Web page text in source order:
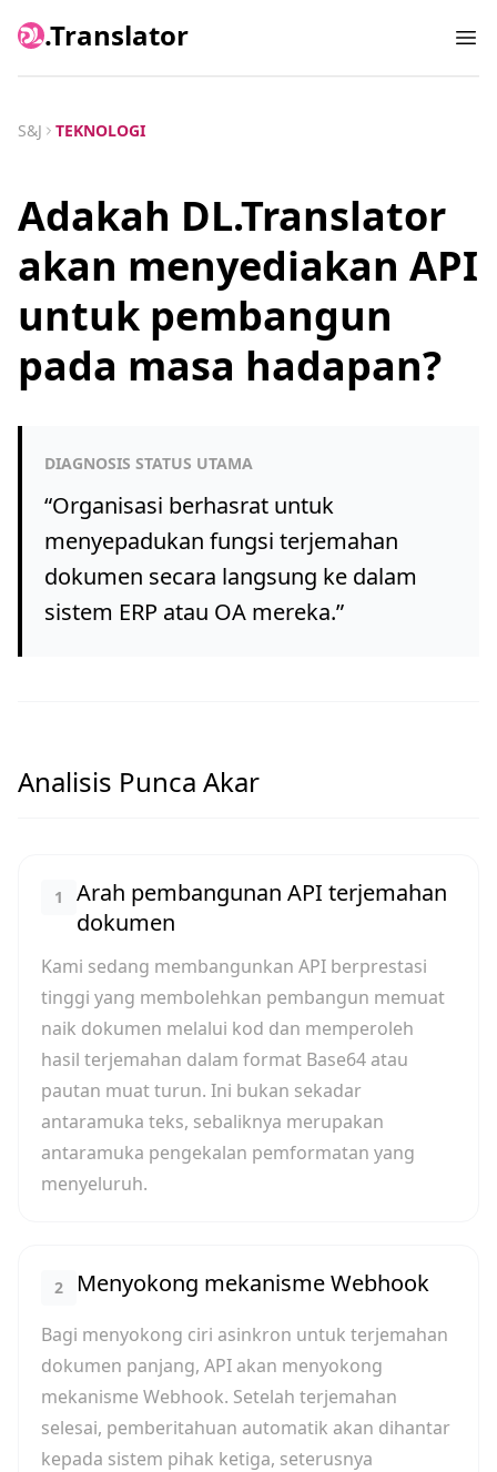
.Translator
S&J TEKNOLOGI
Adakah DL.Translator
akan menyediakan API
untuk pembangun
pada masa hadapan?
DIAGNOSIS STATUS UTAMA
“Organisasi berhasrat untuk
menyepadukan fungsi terjemahan
dokumen secara langsung ke dalam
sistem ERP atau OA mereka.”
Analisis Punca Akar
1
Arah pembangunan API terjemahan
dokumen
Kami sedang membangunkan API berprestasi
tinggi yang membolehkan pembangun memuat
naik dokumen melalui kod dan memperoleh
hasil terjemahan dalam format Base64 atau
pautan muat turun. Ini bukan sekadar
antaramuka teks, sebaliknya merupakan
antaramuka pengekalan pemformatan yang
menyeluruh.
2 Menyokong mekanisme Webhook
Bagi menyokong ciri asinkron untuk terjemahan
dokumen panjang, API akan menyokong
mekanisme Webhook. Setelah terjemahan
selesai, pemberitahuan automatik akan dihantar
kepada sistem pihak ketiga, seterusnya